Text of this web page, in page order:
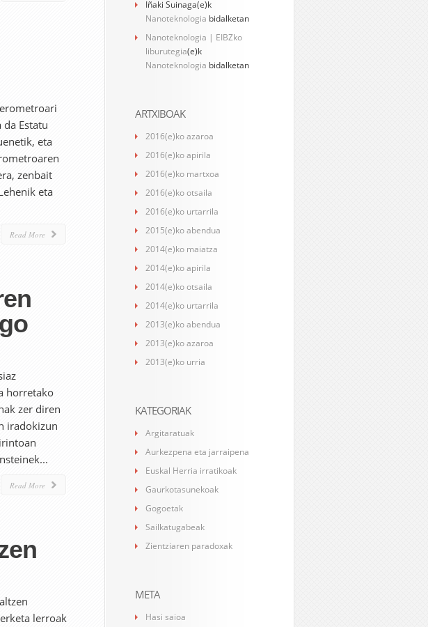
Estatu
eta
zenbait
eta
Read More
horretako
zer diren
iradokizun
Read More
lerroak
Iñaki Suinaga(e)k
Nanoteknologia bidalketan
Nanoteknologia | EIBZko
liburutegia(e)k
Nanoteknologia bidalketan
ARTXIBOAK
2016(e)ko azaroa
2016(e)ko apirila
2016(e)ko martxoa
2016(e)ko otsaila
2016(e)ko urtarrila
2015(e)ko abendua
2014(e)ko maiatza
2014(e)ko apirila
2014(e)ko otsaila
2014(e)ko urtarrila
2013(e)ko abendua
2013(e)ko azaroa
2013(e)ko urria
KATEGORIAK
Argitaratuak
Aurkezpena eta jarraipena
Euskal Herria irratikoak
Gaurkotasunekoak
Gogoetak
Sailkatugabeak
Zientziaren paradoxak
META
Hasi saioa